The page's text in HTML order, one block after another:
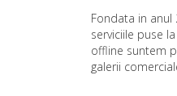
Fondata in
serviciile puse
offline suntem
galerii